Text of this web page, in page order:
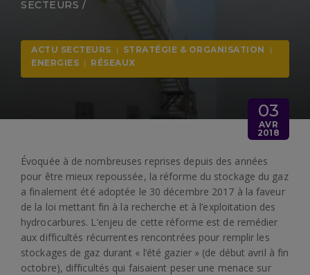
SECTEURS /
ACTU SECTEURS | STRATÉGIE & ORGANISATION
|
ENERGIES | RÉSEAUX
03
AVR
2018
Évoquée à de nombreuses reprises depuis des années
pour être mieux repoussée, la réforme du stockage du gaz
a finalement été adoptée le 30 décembre 2017 à la faveur
de la loi mettant fin à la recherche et à l’exploitation des
hydrocarbures. L’enjeu de cette réforme est de remédier
aux difficultés récurrentes rencontrées pour remplir les
stockages de gaz durant « l’été gazier » (de début avril à fin
octobre), difficultés qui faisaient peser une menace sur